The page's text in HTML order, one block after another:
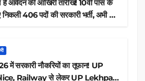
आवेदन की आखिरी तारीख! 10वीं पास के
निकली 406 पदों की सरकारी भर्ती, अभी करें
में सरकारी नौकरियों का तूफान! UP
Railway से लेकर UP Lekhpal